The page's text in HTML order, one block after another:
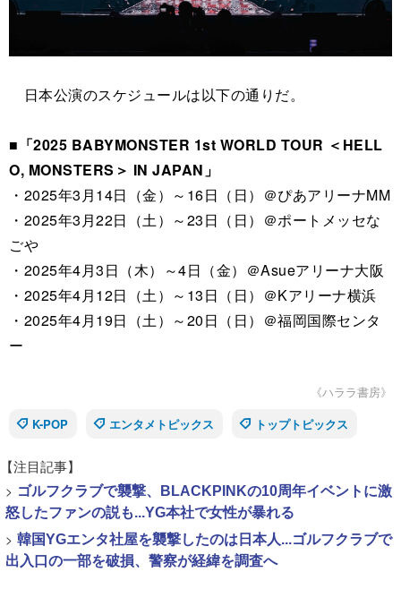
日本公演のスケジュールは以下の通りだ。
■「2025 BABYMONSTER 1st WORLD TOUR ＜HELL
O, MONSTERS＞ IN JAPAN」
・2025年3月14日（金）～16日（日）＠ぴあアリーナMM
・2025年3月22日（土）～23日（日）＠ポートメッセな
ごや
・2025年4月3日（木）～4日（金）＠Asueアリーナ大阪
・2025年4月12日（土）～13日（日）＠Kアリーナ横浜
・2025年4月19日（土）～20日（日）＠福岡国際センタ
ー
《ハララ書房》
K-POP
エンタメトピックス トップトピックス
【注目記事】
> ゴルフクラブで襲撃、BLACKPINKの10周年イベントに激
怒したファンの説も...YG本社で女性が暴れる
> 韓国YGエンタ社屋を襲撃したのは日本人...ゴルフクラブで
出入口の一部を破損、警察が経緯を調査へ